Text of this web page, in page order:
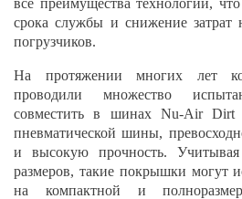
все преимущества технологии,
срока службы и снижение
погрузчиков.
На протяжении многих лет
проводили множество
совместить в шинах Nu-Air Dirt
пневматической шины,
и высокую прочность.
размеров, такие покрышки могут
на компактной и